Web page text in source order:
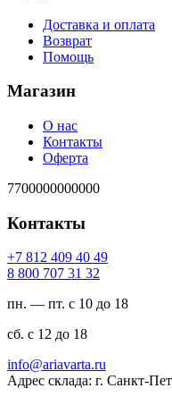
Доставка и оплата
Возврат
Помощь
Магазин
О нас
Контакты
Оферта
7700000000000
Контакты
94 04 904 218 7+
23 13 707 008 8
пн. — пт. с 10 до 18
сб. с 12 до 18
ur.atravaira@ofni
Адрес склада: г. Санкт-